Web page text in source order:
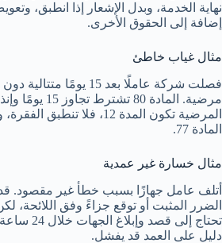
إضافة إلى الحقوق الأخرى.
مثال غياب خاطئ
فصلت شركة عاملًا بعد 15
المرضية تكون المدة 12، فلا
المادة 77.
مثال خسارة غير عمدية
أتلف عامل جهازًا بسبب خطأ غير مقصود.
الضرر المثبت أو توقع جزاءً وفق اللائحة،
دليل على العمد قد يفشل.